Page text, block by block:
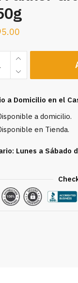
a Domicilio en el
a domicilio.
en Tienda.
Lunes a Sábado